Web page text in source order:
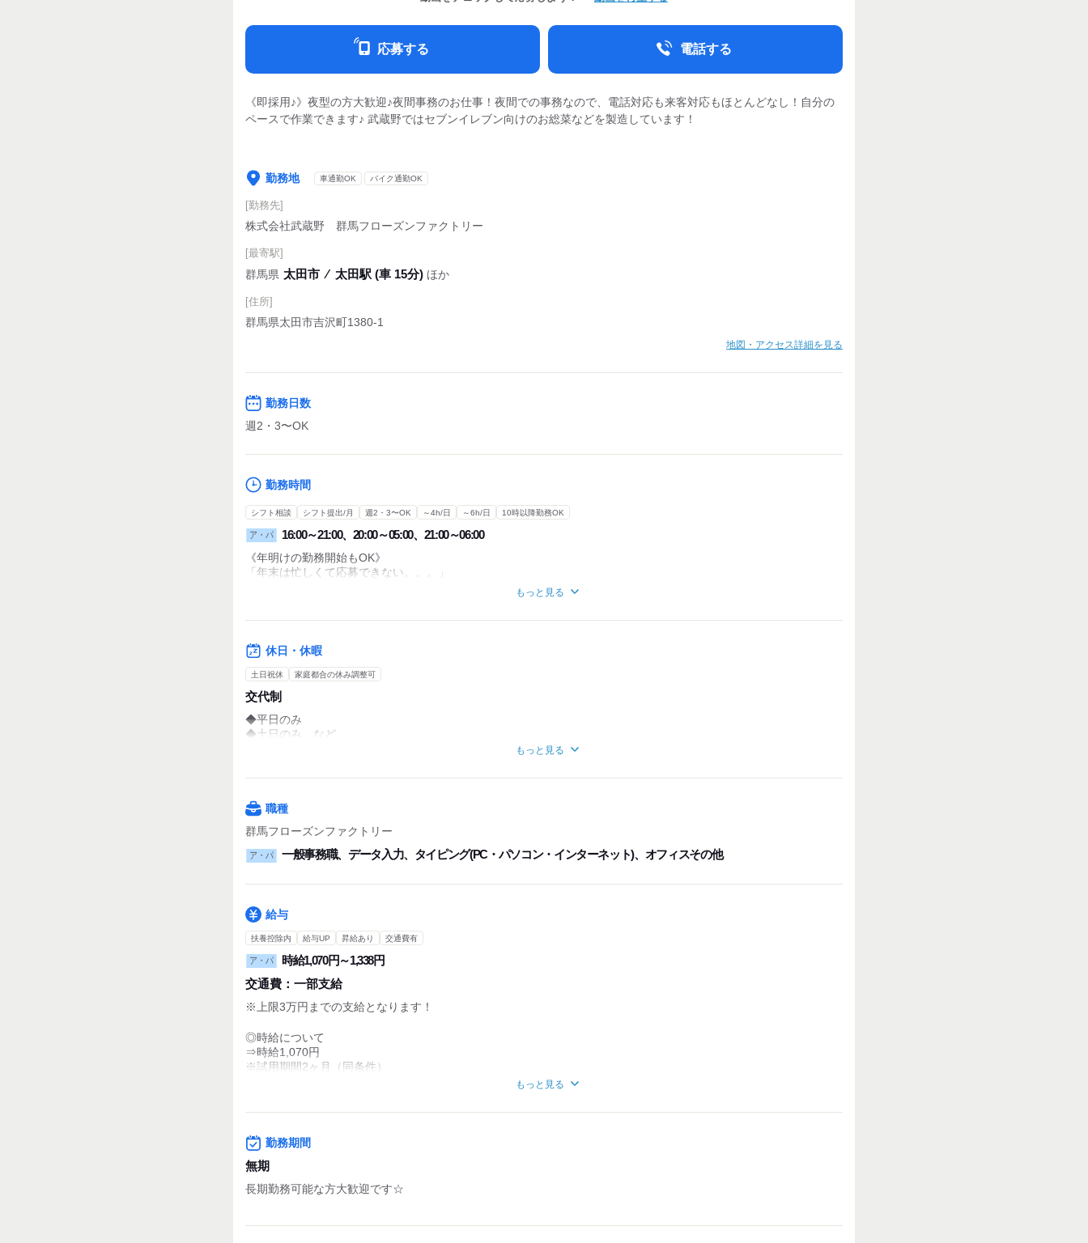
応募する 電話する
《即採用♪》夜型の方大歓迎♪夜間事務のお仕事！夜間での事務なので、電話対応も来客対応もほとんどなし！自分の
ペースで作業できます♪ 武蔵野ではセブンイレブン向けのお総菜などを製造しています！
勤務地 車通勤OK バイク通勤OK
[勤務先]
株式会社武蔵野 群馬フローズンファクトリー
[最寄駅]
群馬県 太田市 ⁄ 太田駅 (車 15分) ほか
[住所]
群馬県太田市吉沢町1380-1
地図・アクセス詳細を見る
勤務日数
週2・3〜OK
勤務時間
シフト相談 シフト提出/月 週2・3〜OK ～4h/日 ～6h/日 10時以降勤務OK
ア・パ 16:00～21:00、20:00～05:00、21:00～06:00
《年明けの勤務開始もOK》
「年末は忙しくて応募できない。。。」
※勤務時間例
16:00～21:00
17:00～21:00
20:00 - 5:00
21:00 - 6:00
など、ご希望の時間帯をご相談いただけます。
週2日～勤務OK
もっと見る
休日・休暇
土日祝休 家庭都合の休み調整可
交代制
◆平日のみ
◆土日のみ など
もっと見る
職種
群馬フローズンファクトリー
ア・パ 一般事務職、データ入力、タイピング(PC・パソコン・インターネット)、オフィスその他
給与
扶養控除内 給与UP 昇給あり 交通費有
ア・パ
時給1,070円～1,338円
交通費： 一部支給
※上限3万円までの支給となります！
◎時給について
⇒時給1,070円
※試用期間2ヶ月（同条件）
◎月収例
◆扶養内で働きたい方（1日4時間×週3日）
時給：1,070円(22時以降 1338円）
月収：4,280円 × 12日 ＝ 約51,360円
もっと見る
勤務期間
無期
長期勤務可能な方大歓迎です☆